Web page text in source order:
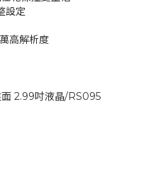
設定
高解析度
2.99吋液晶/RS095